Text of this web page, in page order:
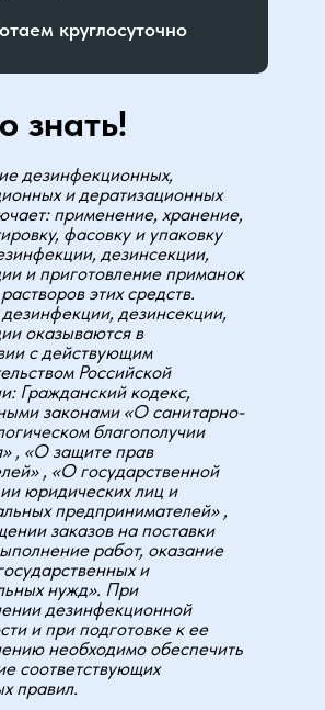
круглосуточно
дезинфекционных,
и дератизационных
применение, хранение,
фасовку и упаковку
дезинсекции,
и приготовление приманок
этих средств.
дезинфекции, дезинсекции,
оказываются в
с действующим
Российской
Гражданский кодекс,
законами «О санитарно-
благополучии
, «О защите прав
, «О государственной
юридических лиц и
предпринимателей» ,
заказов на поставки
работ, оказание
и
нужд». При
дезинфекционной
и при подготовке к ее
необходимо обеспечить
соответствующих
правил.
знать!